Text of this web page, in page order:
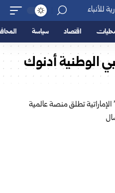
اقتصاد سياسة
الوطنية أدنوك